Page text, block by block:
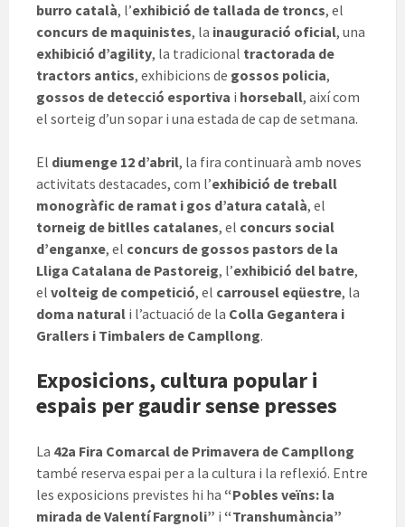
burro català, l’exhibició de tallada de troncs, el
concurs de maquinistes, la inauguració oficial, una
exhibició d’agility, la tradicional tractorada de
tractors antics, exhibicions de gossos policia,
gossos de detecció esportiva i horseball, així com
el sorteig d’un sopar i una estada de cap de setmana.
El diumenge 12 d’abril, la fira continuarà amb noves
activitats destacades, com l’exhibició de treball
monogràfic de ramat i gos d’atura català, el
torneig de bitlles catalanes, el concurs social
d’enganxe, el concurs de gossos pastors de la
Lliga Catalana de Pastoreig, l’exhibició del batre,
el volteig de competició, el carrousel eqüestre, la
doma natural i l’actuació de la Colla Gegantera i
Grallers i Timbalers de Campllong.
Exposicions, cultura popular i
espais per gaudir sense presses
La 42a Fira Comarcal de Primavera de Campllong
també reserva espai per a la cultura i la reflexió. Entre
les exposicions previstes hi ha “Pobles veïns: la
mirada de Valentí Fargnoli” i “Transhumància”